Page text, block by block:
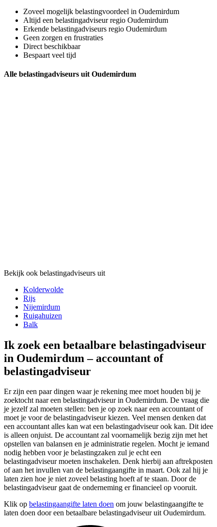
Zoveel mogelijk belastingvoordeel in Oudemirdum
Altijd een belastingadviseur regio Oudemirdum
Erkende belastingadviseurs regio Oudemirdum
Geen zorgen en frustraties
Direct beschikbaar
Bespaart veel tijd
Alle belastingadviseurs uit Oudemirdum
Bekijk ook belastingadviseurs uit
Kolderwolde
Rijs
Nijemirdum
Ruigahuizen
Balk
Ik zoek een betaalbare belastingadviseur
in Oudemirdum – accountant of
belastingadviseur
Er zijn een paar dingen waar je rekening mee moet houden bij je
zoektocht naar een belastingadviseur in Oudemirdum. De vraag die
je jezelf zal moeten stellen: ben je op zoek naar een accountant of
moet je voor de belastingadviseur kiezen. Veel mensen denken dat
een accountant alles kan wat een belastingadviseur ook kan. Dit idee
is alleen onjuist. De accountant zal voornamelijk bezig zijn met het
opstellen van balansen en je administratie regelen. Mocht je iemand
nodig hebben voor je belastingzaken zul je echt een
belastingadviseur moeten inschakelen. Denk hierbij aan aftrekposten
of aan het invullen van de belastingaangifte in maart. Ook zal hij je
laten zien hoe je niet zoveel belasting hoeft af te staan. Door de
belastingadviseur gaat de onderneming er financieel op vooruit.
Klik op belastingaangifte laten doen om jouw belastingaangifte te
laten doen door een betaalbare belastingadviseur uit Oudemirdum.